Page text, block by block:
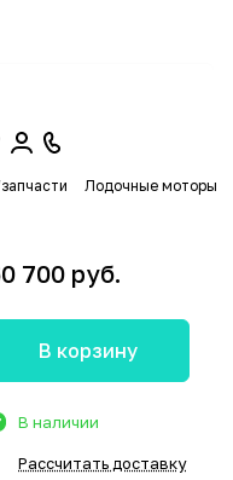
Лодочные моторы
700 руб.
В корзину
В наличии
Рассчитать доставку